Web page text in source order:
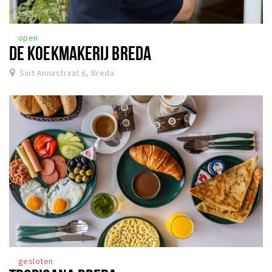
open
DE KOEKMAKERIJ BREDA
Sint Annastraat 6, Breda
gesloten